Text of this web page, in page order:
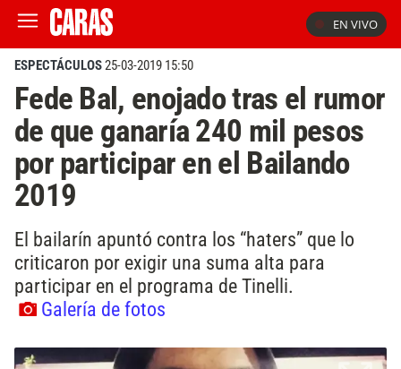
EN VIVO
ESPECTÁCULOS25-03-2019 15:50
Fede Bal, enojado tras el rumor
de que ganaría 240 mil pesos
por participar en el Bailando
2019
El bailarín apuntó contra los “haters” que lo
criticaron por exigir una suma alta para
participar en el programa de Tinelli.
Galería de fotos